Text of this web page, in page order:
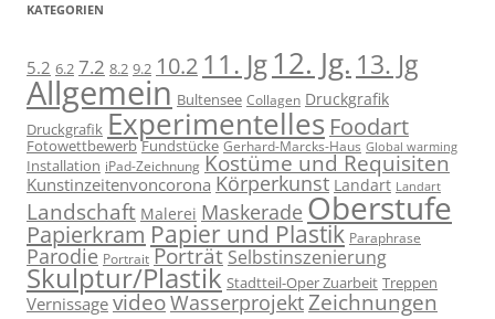
KATEGORIEN
5.2 6.2 7.2 8.2 9.2 10.2 11. Jg12. Jg. 13. Jg
Allgemein Bultensee Collagen Druckgrafik
Druckgrafik Experimentelles Foodart
Fotowettbewerb Fundstücke Gerhard-Marcks-Haus Global warming
Installation iPad-Zeichnung Kostüme und Requisiten
Kunstinzeitenvoncorona Körperkunst Landart Landart
Landschaft Malerei Maskerade Oberstufe
Papierkram Papier und Plastik Paraphrase
Parodie Portrait Porträt Selbstinszenierung
Skulptur/Plastik Stadtteil-Oper Zuarbeit Treppen
Vernissage videoWasserprojektZeichnungen